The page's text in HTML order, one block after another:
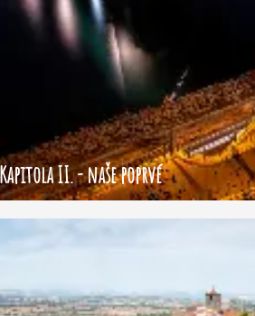
II. - naše poprvé